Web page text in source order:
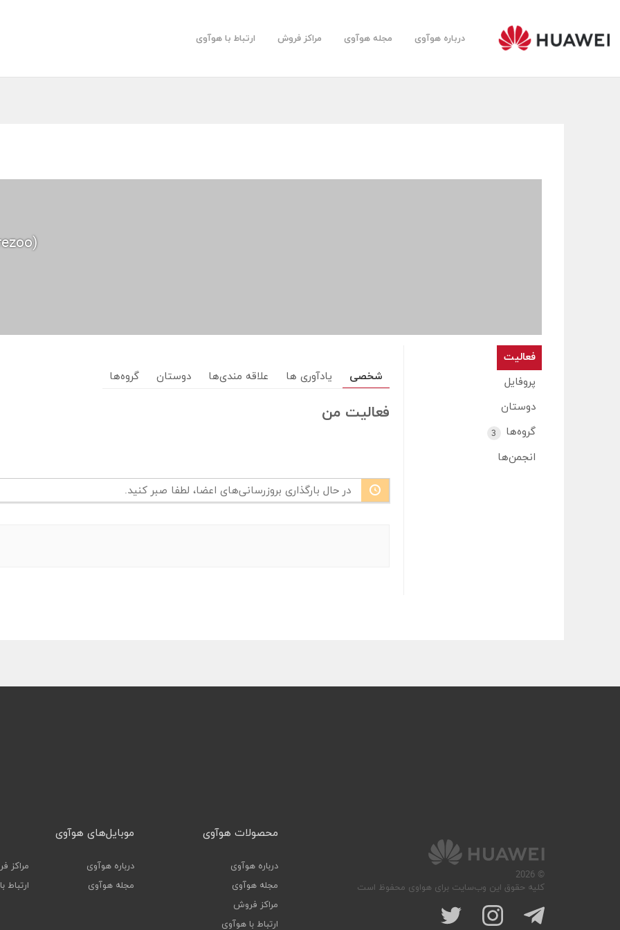
درباره هوآوی مجله هوآوی مراکز فروش ارتباط با هوآوی
فعالیت
پروفایل
دوستان
گروه‌ها
3
انجمن‌ها
شخصی یادآوری ها علاقه مندی‌ها دوستان گروه‌ها
فعالیت من
در حال بارگذاری بروزرسانی‌های اعضا، لطفا صبر کنید.
© 2026
کلیه حقوق این وب‌سایت برای هواوی محفوظ است
محصولات هوآوی
درباره هوآوی
مجله هوآوی
مراکز فروش
ارتباط با هوآوی
موبایل‌های هوآوی
درباره هوآوی
مجله هوآوی
مراکز
ارتباط